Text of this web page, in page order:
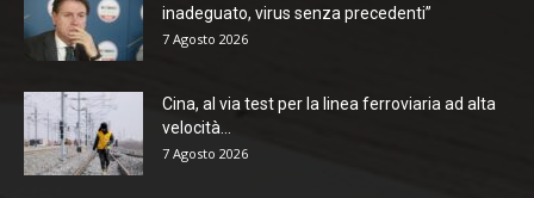
inadeguato, virus senza precedenti”
7 Agosto 2026
Cina, al via test per la linea ferroviaria ad alta
velocità...
7 Agosto 2026